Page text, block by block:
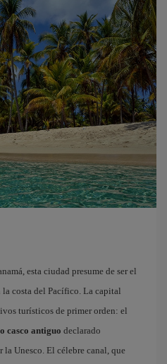
esta ciudad presume de ser el
costa del Pacífico. La capital
turísticos de primer orden: el
casco antiguo declarado
Unesco. El célebre canal, que